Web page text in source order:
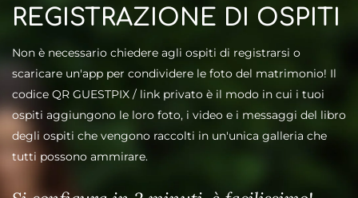
REGISTRAZIONE DI OSPITI
Non è necessario chiedere agli ospiti di registrarsi o
scaricare un'app per condividere le foto del matrimonio! Il
codice QR GUESTPIX / link privato è il modo in cui i tuoi
ospiti aggiungono le loro foto, i video e i messaggi del libro
degli ospiti che vengono raccolti in un'unica galleria che
tutti possono ammirare.